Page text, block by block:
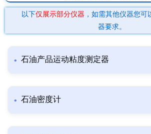
以下仅展示部分仪器 ，如需其他仪器您
器要求。
石油产品运动粘度测定器
石油密度计